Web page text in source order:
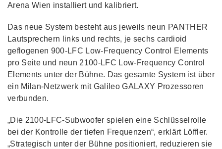
Arena Wien installiert und kalibriert.
Das neue System besteht aus jeweils neun PANTHER
Lautsprechern links und rechts, je sechs cardioid
geflogenen 900-LFC Low-Frequency Control Elements
pro Seite und neun 2100-LFC Low-Frequency Control
Elements unter der Bühne. Das gesamte System ist über
ein Milan-Netzwerk mit Galileo GALAXY Prozessoren
verbunden.
„Die 2100-LFC-Subwoofer spielen eine Schlüsselrolle
bei der Kontrolle der tiefen Frequenzen“, erklärt Löffler.
„Strategisch unter der Bühne positioniert, reduzieren sie